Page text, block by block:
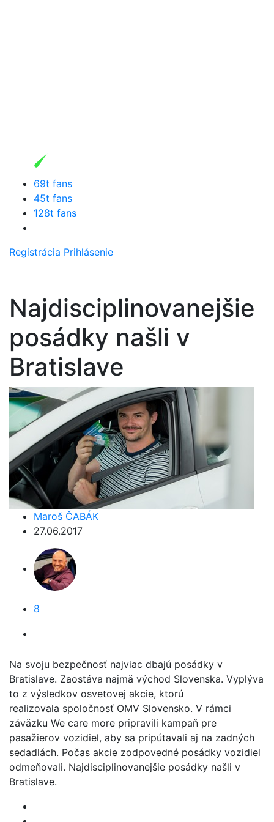
69t fans
45t fans
128t fans
Registrácia Prihlásenie
Najdisciplinovanejšie
posádky našli v
Bratislave
Maroš ČABÁK
27.06.2017
8
Na svoju bezpečnosť najviac dbajú posádky v
Bratislave. Zaostáva najmä východ Slovenska. Vyplýva
to z výsledkov osvetovej akcie, ktorú
realizovala spoločnosť OMV Slovensko. V rámci
záväzku We care more pripravili kampaň pre
pasažierov vozidiel, aby sa pripútavali aj na zadných
sedadlách. Počas akcie zodpovedné posádky vozidiel
odmeňovali. Najdisciplinovanejšie posádky našli v
Bratislave.